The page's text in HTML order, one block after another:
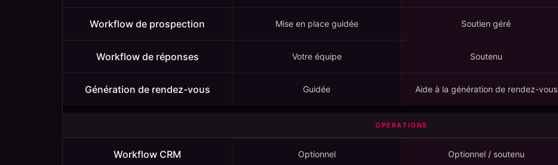
Workflow de prospection Mise en place guidée Soutien géré
Workflow de réponses Votre équipe Soutenu
Génération de rendez-vous Guidée Aide à la génération de rendez-vous
OPÉRATIONS
Workflow CRM Optionnel Optionnel / soutenu